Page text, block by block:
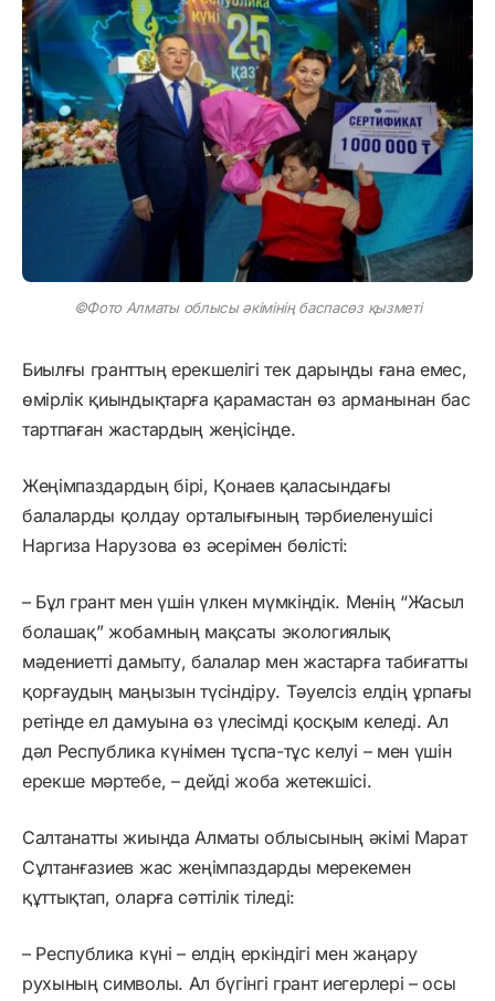
©Фото Алматы облысы әкімінің баспасөз қызметі
Биылғы гранттың ерекшелігі тек дарынды ғана емес,
өмірлік қиындықтарға қарамастан өз арманынан бас
тартпаған жастардың жеңісінде.
Жеңімпаздардың бірі, Қонаев қаласындағы
балаларды қолдау орталығының тәрбиеленушісі
Наргиза Нарузова өз әсерімен бөлісті:
– Бұл грант мен үшін үлкен мүмкіндік. Менің “Жасыл
болашақ” жобамның мақсаты экологиялық
мәдениетті дамыту, балалар мен жастарға табиғатты
қорғаудың маңызын түсіндіру. Тәуелсіз елдің ұрпағы
ретінде ел дамуына өз үлесімді қосқым келеді. Ал
дәл Республика күнімен тұспа-тұс келуі – мен үшін
ерекше мәртебе, – дейді жоба жетекшісі.
Салтанатты жиында Алматы облысының әкімі Марат
Сұлтанғазиев жас жеңімпаздарды мерекемен
құттықтап, оларға сәттілік тіледі:
– Республика күні – елдің еркіндігі мен жаңару
рухының символы. Ал бүгінгі грант иегерлері – осы